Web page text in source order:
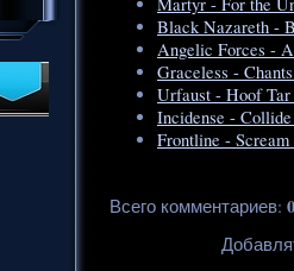
Black Nazareth -
Angelic Forces -
Graceless -
Urfaust - Hoof Tar
Incidense -
Frontline -
Всего комментариев: 0